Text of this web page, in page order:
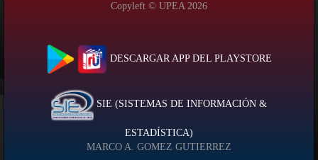
Copyleft © UPEA 2026
DESCARGAR APP DEL PLAYSTORE
SIE (SISTEMAS DE INFORMACIÓN &
ESTADÍSTICA)
MARCO A. GOMEZ GUTIERREZ